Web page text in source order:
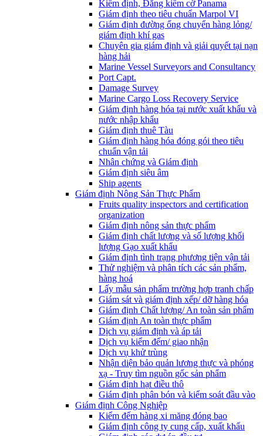
Kiểm định, Đăng kiểm cờ Panama
Giám định theo tiêu chuẩn Marpol VI
Giám định đường ống chuyển hàng lỏng/
giám định khí gas
Chuyên gia giám định và giải quyết tại nạn
hàng hải
Marine Vessel Surveyors and Consultancy
Port Capt.
Damage Survey
Marine Cargo Loss Recovery Service
Giám định hàng hóa tại nước xuất khẩu và
nước nhập khẩu
Giám định thuê Tàu
Giám định hàng hóa đóng gói theo tiêu
chuẩn vận tải
Nhân chứng và Giám định
Giám định siêu âm
Ship agents
Giám định Nông Sản Thực Phẩm
Fruits quality inspectors and certification
organization
Giám định nông sản thực phẩm
Giám định chất lượng và số lượng khối
lượng Gạo xuất khẩu
Giám định tình trạng phương tiện vận tải
Thử nghiệm và phân tích các sản phẩm,
hàng hoá
Lấy mẫu sản phẩm trường hợp tranh chấp
Giám sát và giám định xếp/ dỡ hàng hóa
Giám định Chất lượng/ An toàn sản phẩm
Giám định An toàn thực phẩm
Dịch vụ giám định và áp tải
Dịch vụ kiểm đếm/ giao nhận
Dịch vụ khử trùng
Nhận diện bảo quản lương thực và phóng
xạ - Truy tìm nguồn gốc sản phẩm
Giám định hạt điều thô
Giám định phân bón và kiểm soát đầu vào
Giám định Công Nghiệp
Kiểm đếm hàng xi măng đóng bao
Giám định công ty cung cấp, xuất khẩu